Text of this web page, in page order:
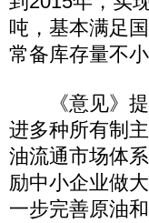
吨，基本满足
常备库存量不
《意见》提
进多种所有制
油流通市场体
励中小企业做
一步完善原油